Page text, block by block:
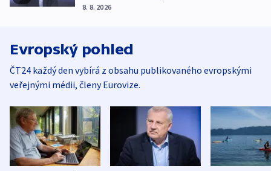
8. 8. 2026
Evropský pohled
ČT24 každý den vybírá z obsahu publikovaného evropskými
veřejnými médii, členy Eurovize.